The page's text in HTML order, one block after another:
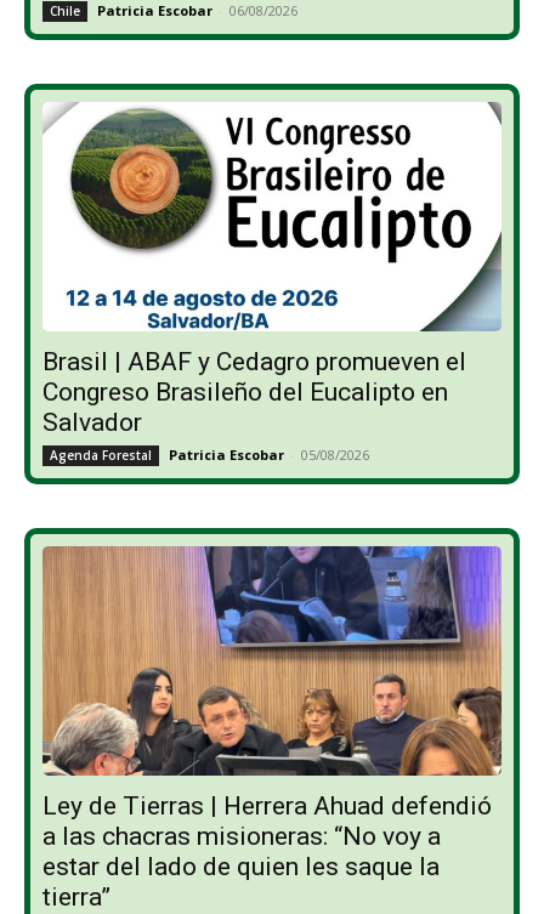
Chile Patricia Escobar - 06/08/2026
Brasil | ABAF y Cedagro promueven el
Congreso Brasileño del Eucalipto en
Salvador
Agenda Forestal Patricia Escobar - 05/08/2026
Ley de Tierras | Herrera Ahuad defendió
a las chacras misioneras: “No voy a
estar del lado de quien les saque la
tierra”